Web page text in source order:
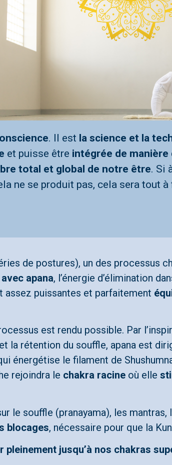
. Il est la science et la
et puisse être intégrée de
total et global de notre être. Si
ne se produit pas, cela sera tout
de postures), un des processus
avec apana, l’énergie d’élimination
assez puissantes et parfaitement
est rendu possible. Par
la rétention du souffle, apana est
énergétise le filament de
rejoindra le chakra racine où elle
le souffle (pranayama), les
blocages, nécessaire pour que la
pleinement jusqu’à nos chakras